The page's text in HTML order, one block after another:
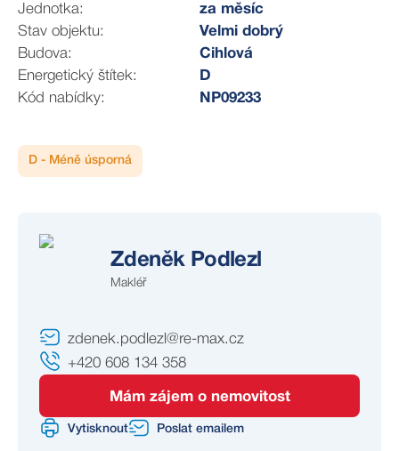
Majitel nepožaduje kauci. Nájemník neplatí provizi RK.
Tato exkluzivní nabídka je ideální pro podnikatele
hledající prostorné a elegantní komerční prostory s
vynikající dostupností a skvělým potenciálem pro růst a
V případě zájmu o nájem těchto unikátních prostor nás
neváhejte kontaktovat pro bližší informace a domluvení
Jednotka:
za měsíc
Stav objektu:
Velmi dobrý
Budova:
Cihlová
Energetický štítek:
D
Kód nabídky:
NP09233
D - Méně úsporná
Zdeněk Podlezl
Makléř
zdenek.podlezl@re-max.cz
+420 608 134 358
Mám zájem o nemovitost
Vytisknout Poslat emailem